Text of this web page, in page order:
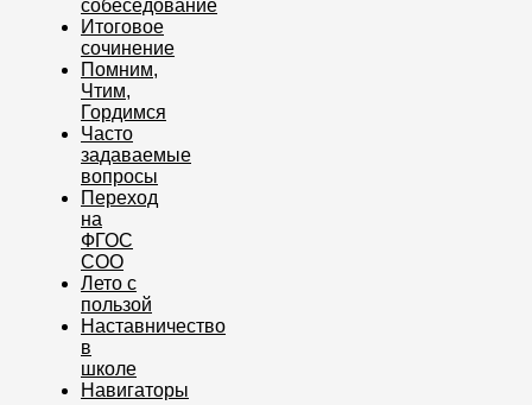
собеседование
Итоговое
сочинение
Помним,
Чтим,
Гордимся
Часто
задаваемые
вопросы
Переход
на
ФГОС
СОО
Лето с
пользой
Наставничество
в
школе
Навигаторы